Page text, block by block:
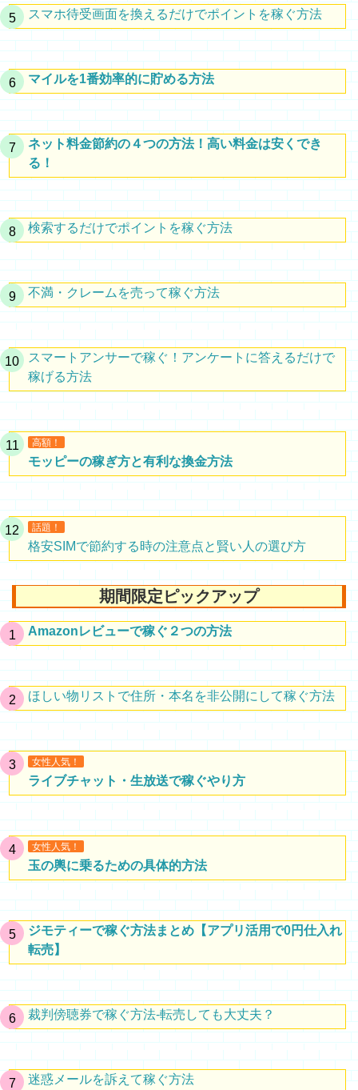
スマホ待受画面を換えるだけでポイントを稼ぐ方法
マイルを1番効率的に貯める方法
ネット料金節約の４つの方法！高い料金は安くでき
る！
検索するだけでポイントを稼ぐ方法
不満・クレームを売って稼ぐ方法
スマートアンサーで稼ぐ！アンケートに答えるだけで
稼げる方法
高額！
モッピーの稼ぎ方と有利な換金方法
話題！
格安SIMで節約する時の注意点と賢い人の選び方
期間限定ピックアップ
Amazonレビューで稼ぐ２つの方法
ほしい物リストで住所・本名を非公開にして稼ぐ方法
女性人気！
ライブチャット・生放送で稼ぐやり方
女性人気！
玉の輿に乗るための具体的方法
ジモティーで稼ぐ方法まとめ【アプリ活用で0円仕入れ
転売】
裁判傍聴券で稼ぐ方法-転売しても大丈夫？
迷惑メールを訴えて稼ぐ方法